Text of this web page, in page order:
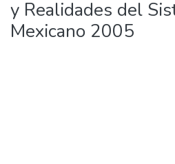
y Realidades del
Mexicano 2005